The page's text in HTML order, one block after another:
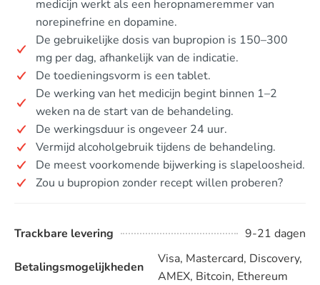
medicijn werkt als een heropnameremmer van
norepinefrine en dopamine.
De gebruikelijke dosis van bupropion is 150–300
mg per dag, afhankelijk van de indicatie.
De toedieningsvorm is een tablet.
De werking van het medicijn begint binnen 1–2
weken na de start van de behandeling.
De werkingsduur is ongeveer 24 uur.
Vermijd alcoholgebruik tijdens de behandeling.
De meest voorkomende bijwerking is slapeloosheid.
Zou u bupropion zonder recept willen proberen?
Trackbare levering 9-21 dagen
Betalingsmogelijkheden
Visa, Mastercard, Discovery,
AMEX, Bitcoin, Ethereum